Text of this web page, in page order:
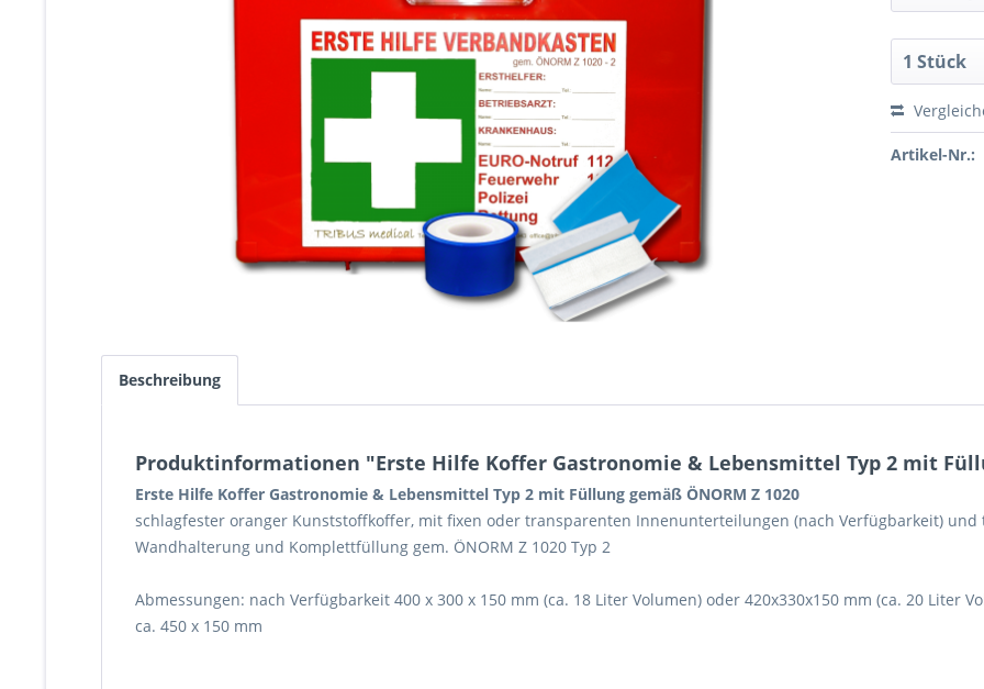
Artikel-Nr.:
Beschreibung
Produktinformationen "Erste Hilfe Koffer Gastronomie & Lebensmittel Typ 2 mit
Erste Hilfe Koffer Gastronomie & Lebensmittel Typ 2 mit Füllung gemäß ÖNORM Z 1020
schlagfester oranger Kunststoffkoffer, mit fixen oder transparenten Innenunterteilungen (nach Verfügbarkeit)
Wandhalterung und Komplettfüllung gem. ÖNORM Z 1020 Typ 2
Abmessungen: nach Verfügbarkeit 400 x 300 x 150 mm (ca. 18 Liter Volumen) oder 420x330x150 mm (ca. 20 Liter
ca. 450 x 150 mm